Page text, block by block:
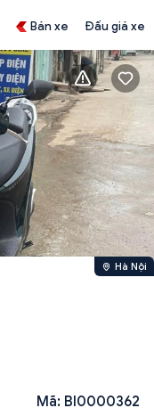
Bán xe Đấu giá xe
Hà Nội
Mã: BI0000362